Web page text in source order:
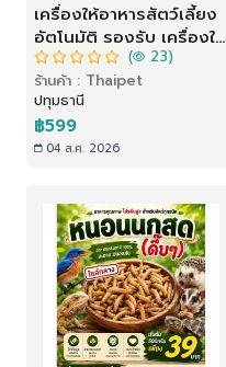
เครื่องให้อาหารสัตว์เลี้ยง
อัตโนมัติ รองรับ เครื่องให้
อาหาร เครื่องให้อาหาร
แมวอัตโนมัติ สําหรับสัตว์
เลี้ยง
( 23)
ร้านค้า : Thaipet
ปทุมธานี
฿599
04 ส.ค. 2026